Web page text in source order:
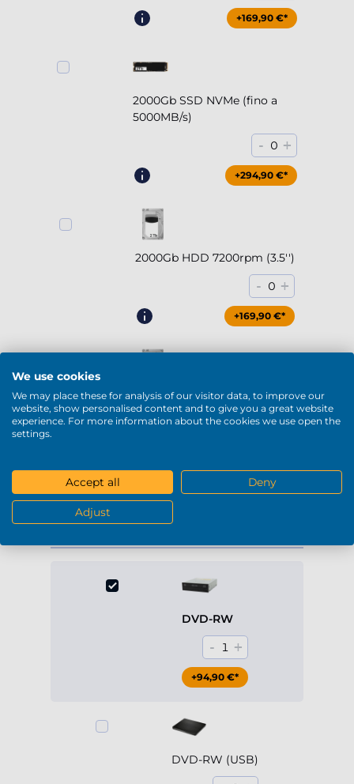
+169,90 €*
2000Gb SSD NVMe (fino a
5000MB/s)
- 0 +
+294,90 €*
2000Gb HDD 7200rpm (3.5'')
- 0 +
+169,90 €*
4000Gb HDD 7200rpm (3.5'')
- 0 +
Mostra di più
DVD / Blu-Ray
DVD-RW
- 1 +
+94,90 €*
DVD-RW (USB)
We use cookies
We may place these for analysis of our visitor data, to improve our
website, show personalised content and to give you a great website
experience. For more information about the cookies we use open the
settings.
Accept all Deny
Adjust